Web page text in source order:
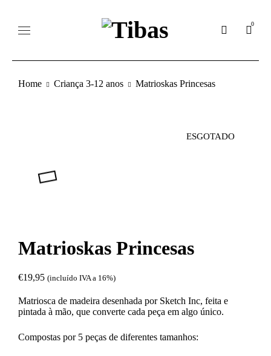
0
Home Criança 3-12 anos Matrioskas Princesas
ESGOTADO
Matrioskas Princesas
€19,95 (incluído IVA a 16%)
Matriosca de madeira desenhada por Sketch Inc, feita e
pintada à mão, que converte cada peça em algo único.
Compostas por 5 peças de diferentes tamanhos: